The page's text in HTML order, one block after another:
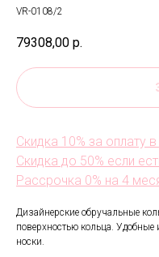
VR-0108/2
79308,00 р.
Скидка 10% за оплату
Скидка до 50% если
Рассрочка 0% на 4
Дизайнерские обручальные
поверхностью кольца.
носки.